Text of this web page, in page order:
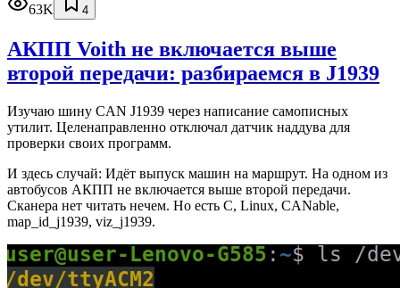
63K
4
АКПП Voith не включается выше
второй передачи: разбираемся в J1939
Изучаю шину CAN J1939 через написание самописных
утилит. Целенаправленно отключал датчик наддува для
проверки своих программ.
И здесь случай: Идёт выпуск машин на маршрут. На одном из
автобусов АКПП не включается выше второй передачи.
Сканера нет читать нечем. Но есть C, Linux, CANable,
map_id_j1939, viz_j1939.